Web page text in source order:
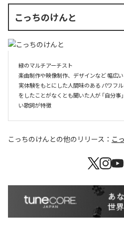
こっちのけんと
緑のマルチアーチスト
楽曲制作や映像制作、デザインなど 幅広
実体験をもとにした人間味のある パワフ
をしたことがなくとも聞いた人が 「自分事
い歌詞が特徴
こっちのけんとの他のリリース： こ